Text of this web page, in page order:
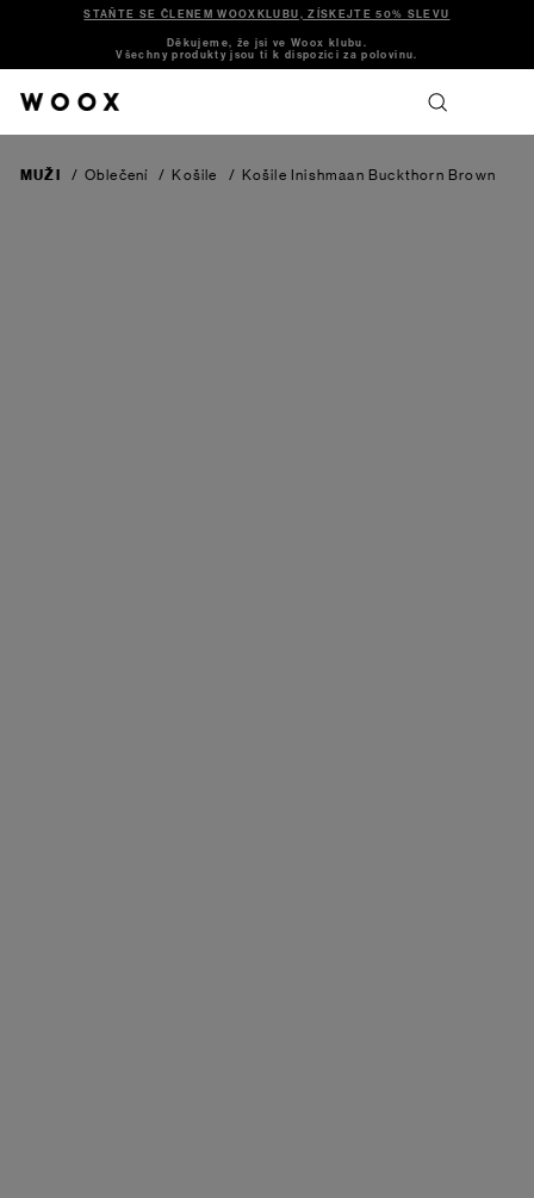
STAŇTE SE ČLENEM WOOXKLUBU, ZÍSKEJTE 50% SLEVU
Děkujeme, že jsi ve Woox klubu.
Všechny produkty jsou ti k dispozici za polovinu.
MUŽI / Oblečení / Košile / Košile Inishmaan Buckthorn Brown